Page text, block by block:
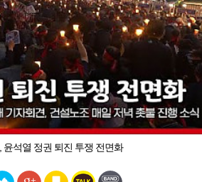
윤석열 정권 퇴진 투쟁 전면화